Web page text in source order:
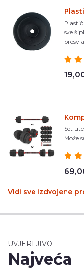
sve
Set
Može
Vidi sve izdvojene
UVJERLJIVO
Najveća